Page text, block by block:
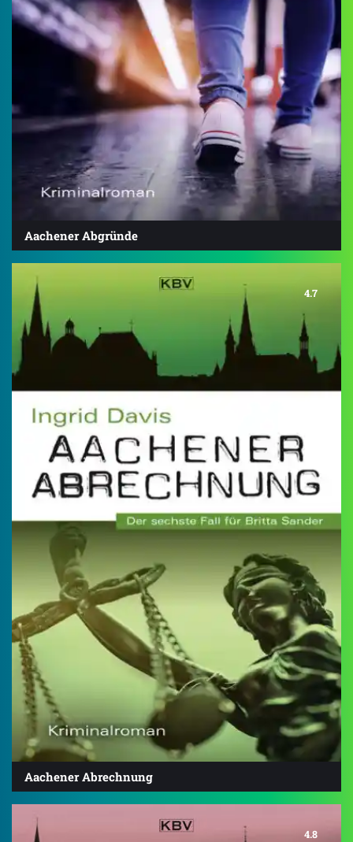
Aachener Abgründe
4.7
Aachener Abrechnung
4.8